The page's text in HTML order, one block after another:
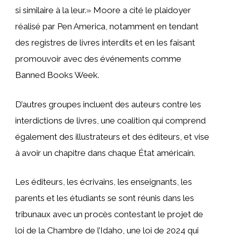
si similaire à la leur.» Moore a cité le plaidoyer
réalisé par Pen America, notamment en tendant
des registres de livres interdits et en les faisant
promouvoir avec des événements comme
Banned Books Week.
D’autres groupes incluent des auteurs contre les
interdictions de livres, une coalition qui comprend
également des illustrateurs et des éditeurs, et vise
à avoir un chapitre dans chaque État américain.
Les éditeurs, les écrivains, les enseignants, les
parents et les étudiants se sont réunis dans les
tribunaux avec un procès contestant le projet de
loi de la Chambre de l’Idaho, une loi de 2024 qui